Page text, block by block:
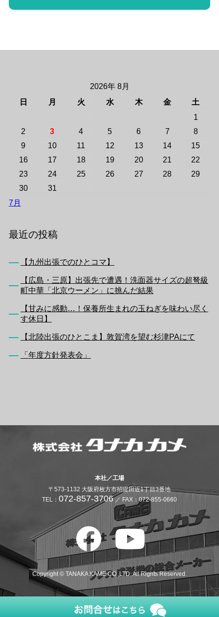
2026年 8月
日
月 火 水 木 金
土
1
2
3 4 5 6 7
8
9
10 11 12 13 14
15
16
17 18 19 20 21
22
23
24 25 26 27 28
29
30
31
7月
最近の投稿
【九州出張でのひとコマ】
【広島・三原】出張先で遭遇！洗面器サイズの超弩級
町中華「北京ウーメン」に挑んだ結果
【甘みに感動…！保養所生まれの玉ねぎを味わい尽く
す休日】
【北陸出張のひとこま】敦賀湾を望む杉津PAにて
「年度方針発表会」
本社／工場
〒573-1132 大阪府枚方市招提田近1丁目3番地
TEL： 072-857-3706／ FAX：072-855-0660
Copyright © TANAKA KAME CO.,LTD. All Rights Reserved.